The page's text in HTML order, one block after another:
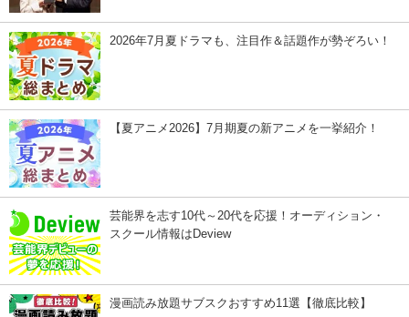
2026年7月夏ドラマも、注目作＆話題作が勢ぞろい！
【夏アニメ2026】7月期夏の新アニメを一挙紹介！
芸能界を志す10代～20代を応援！オーディション・
スクール情報はDeview
漫画読み放題サブスクおすすめ11選【徹底比較】